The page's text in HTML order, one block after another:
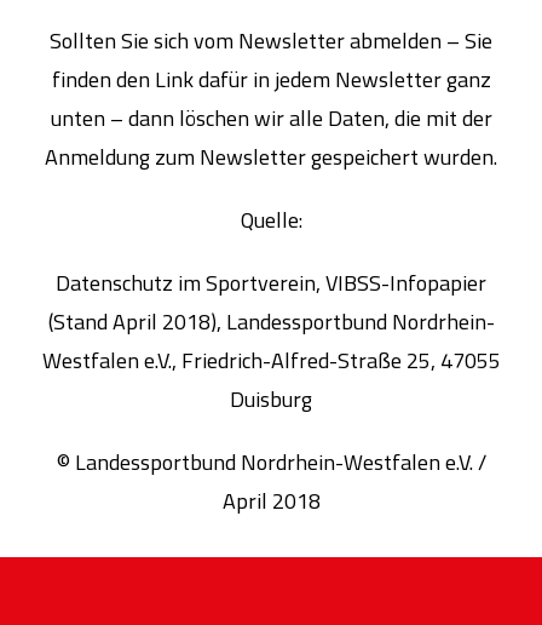
Sollten Sie sich vom Newsletter abmelden – Sie
finden den Link dafür in jedem Newsletter ganz
unten – dann löschen wir alle Daten, die mit der
Anmeldung zum Newsletter gespeichert wurden.
Quelle:
Datenschutz im Sportverein, VIBSS-Infopapier
(Stand April 2018), Landessportbund Nordrhein-
Westfalen e.V., Friedrich-Alfred-Straße 25, 47055
Duisburg
© Landessportbund Nordrhein-Westfalen e.V. /
April 2018